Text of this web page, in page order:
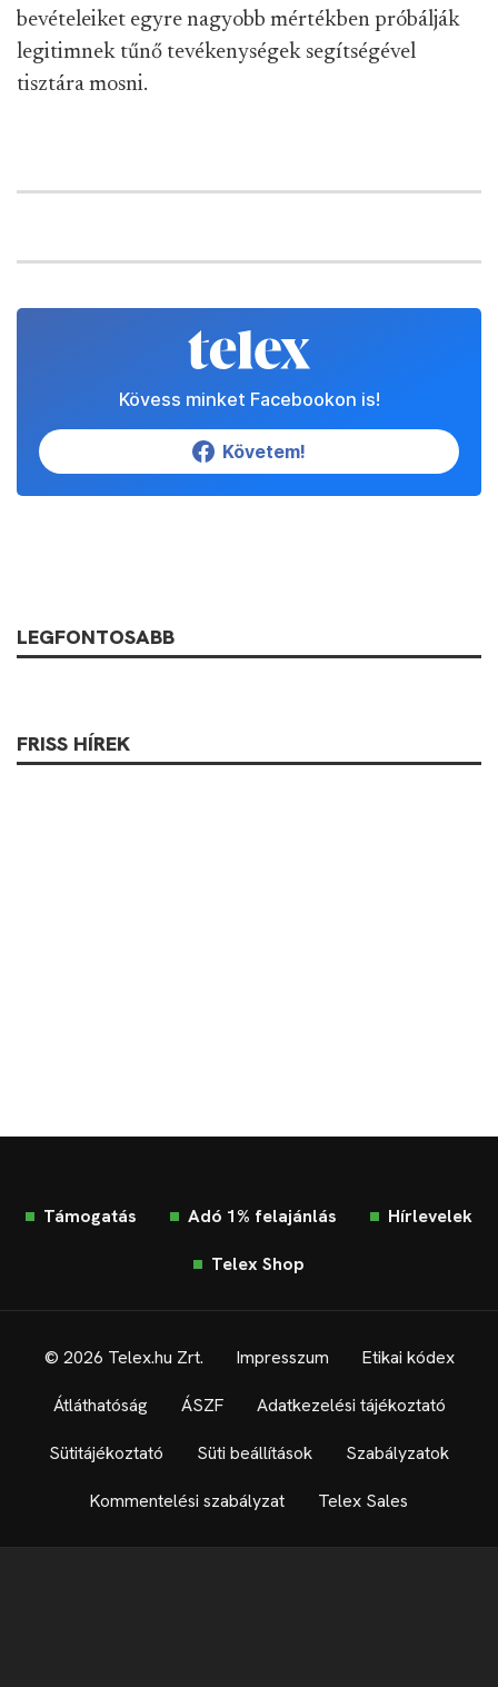
bevételeiket egyre nagyobb mértékben próbálják
legitimnek tűnő tevékenységek segítségével
tisztára mosni.
Kövess minket Facebookon is!
Követem!
LEGFONTOSABB
FRISS HÍREK
Támogatás Adó 1% felajánlás Hírlevelek
Telex Shop
© 2026 Telex.hu Zrt. Impresszum Etikai kódex
Átláthatóság ÁSZF Adatkezelési tájékoztató
Sütitájékoztató Süti beállítások Szabályzatok
Kommentelési szabályzat Telex Sales